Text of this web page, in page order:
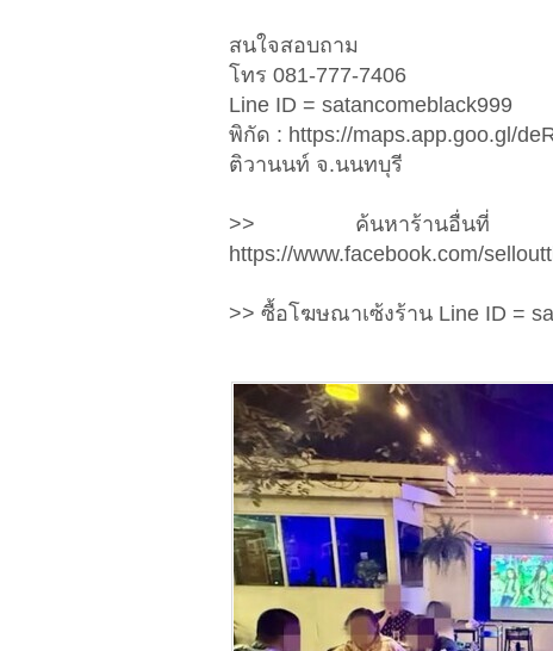
สนใจสอบถาม
โทร 081-777-7406
Line ID = satancomeblack999
พิกัด : https://maps.app.goo.gl/
ติวานนท์ จ.นนทบุรี
>> ค้นหาร้านอื่นที่
https://www.facebook.com/
>> ซื้อโฆษณาเซ้งร้าน Line ID =